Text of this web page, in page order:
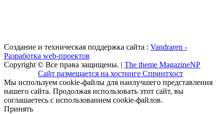
Создание и техническая поддержка сайта : Vandraren -
Разработка web-проектов
Copyright © Все права защищены. | The theme MagazineNP
Сайт размещается на хостинге Спринтхост
Мы используем cookie-файлы для наилучшего представления
нашего сайта. Продолжая использовать этот сайт, вы
соглашаетесь с использованием cookie-файлов.
Принять